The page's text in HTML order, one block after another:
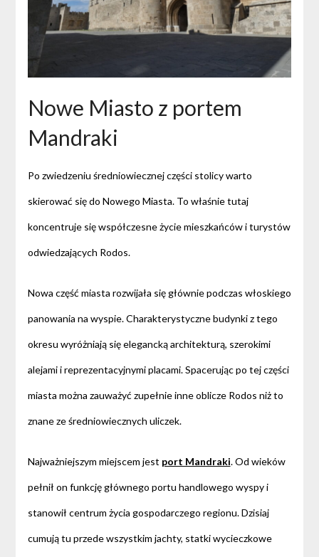
Nowe Miasto z portem
Mandraki
Po zwiedzeniu średniowiecznej części stolicy warto
skierować się do Nowego Miasta. To właśnie tutaj
koncentruje się współczesne życie mieszkańców i turystów
odwiedzających Rodos.
Nowa część miasta rozwijała się głównie podczas włoskiego
panowania na wyspie. Charakterystyczne budynki z tego
okresu wyróżniają się elegancką architekturą, szerokimi
alejami i reprezentacyjnymi placami. Spacerując po tej części
miasta można zauważyć zupełnie inne oblicze Rodos niż to
znane ze średniowiecznych uliczek.
Najważniejszym miejscem jest port Mandraki. Od wieków
pełnił on funkcję głównego portu handlowego wyspy i
stanowił centrum życia gospodarczego regionu. Dzisiaj
cumują tu przede wszystkim jachty, statki wycieczkowe